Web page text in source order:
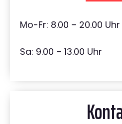
Mo-Fr: 8.00 – 20.00 Uhr
Sa: 9.00 – 13.00 Uhr